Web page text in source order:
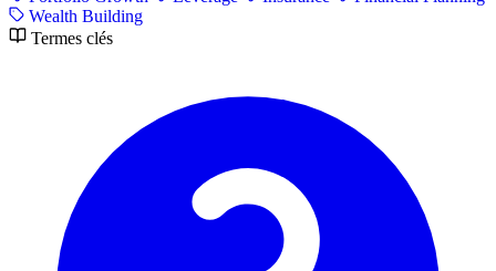
Wealth Building
Termes clés